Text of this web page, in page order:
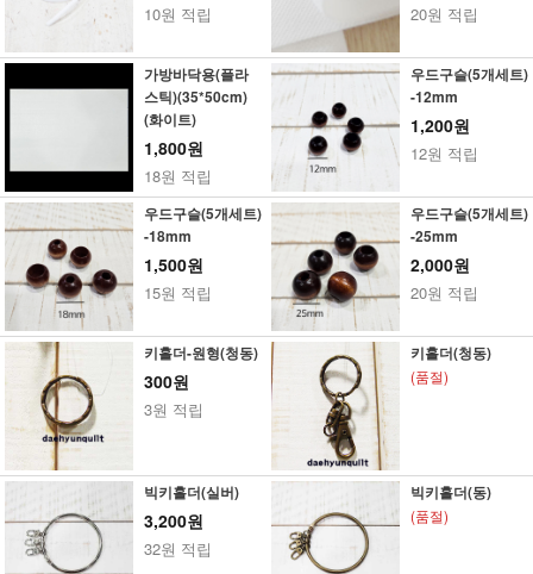
10원 적립 20원 적립
가방바닥용(플라
스틱)(35*50cm)
(화이트)
1,800원
18원 적립
우드구슬(5개세트)
-12mm
1,200원
12원 적립
우드구슬(5개세트)
-18mm
1,500원
15원 적립
우드구슬(5개세트)
-25mm
2,000원
20원 적립
키홀더-원형(청동)
300원
3원 적립
키홀더(청동)
(품절)
빅키홀더(실버)
3,200원
32원 적립
빅키홀더(동)
(품절)